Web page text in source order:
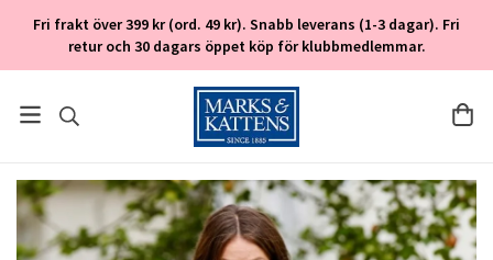
Fri frakt över 399 kr (ord. 49 kr). Snabb leverans (1-3 dagar). Fri
retur och 30 dagars öppet köp för klubbmedlemmar.